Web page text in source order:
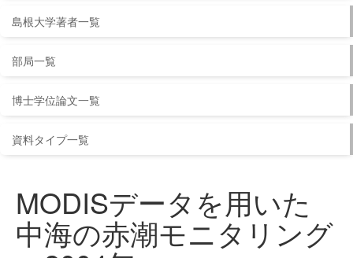
島根大学著者一覧
部局一覧
博士学位論文一覧
資料タイプ一覧
MODISデータを用いた
中海の赤潮モニタリング